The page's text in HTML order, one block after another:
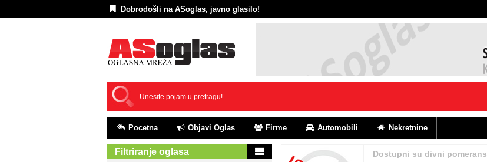
Dobrodošli na ASoglas, javno glasilo!
Pocetna Objavi Oglas Firme Automobili Nekretnine
Filtriranje oglasa Dostupni su divni